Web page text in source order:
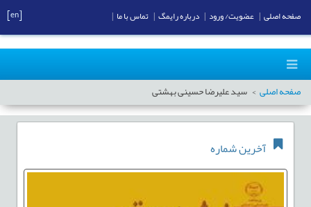
صفحه اصلی سید علیرضا حسینی بهشتی
آخرین شماره
صفحه اصلی عضویت/ ورود درباره رایمگ تماس با ما